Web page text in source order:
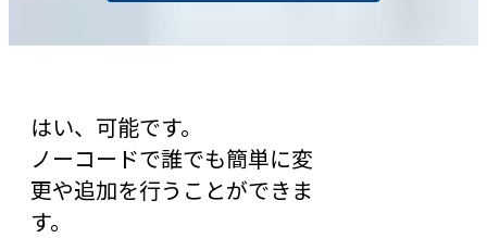
はい、可能です。
ノーコードで誰でも簡単に変
更や追加を行うことができま
す。